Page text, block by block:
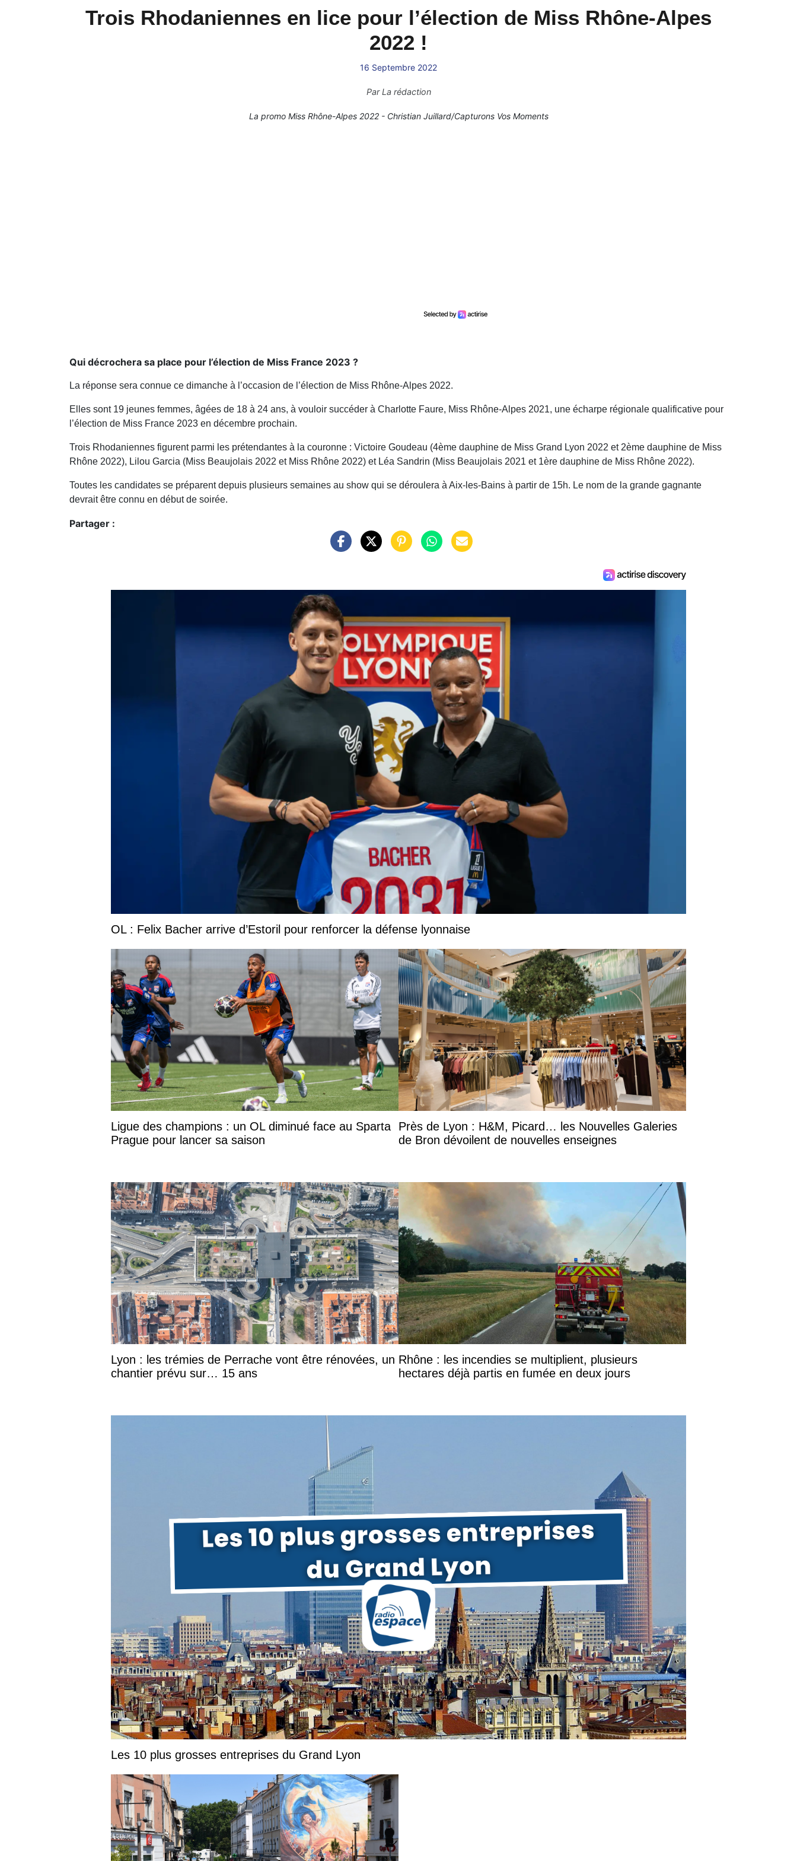
Trois Rhodaniennes en lice pour l’élection de Miss Rhône-Alpes
2022 !
16 Septembre 2022
ParLa rédaction
La promo Miss Rhône-Alpes 2022 - Christian Juillard/Capturons Vos Moments
Qui décrochera sa place pour l’élection de Miss France 2023 ?
La réponse sera connue ce dimanche à l’occasion de l’élection de Miss Rhône-Alpes 2022.
Elles sont 19 jeunes femmes, âgées de 18 à 24 ans, à vouloir succéder à Charlotte Faure, Miss Rhône-Alpes 2021, une écharpe régionale qualificative pour
l’élection de Miss France 2023 en décembre prochain.
Trois Rhodaniennes figurent parmi les prétendantes à la couronne : Victoire Goudeau (4ème dauphine de Miss Grand Lyon 2022 et 2ème dauphine de Miss
Rhône 2022), Lilou Garcia (Miss Beaujolais 2022 et Miss Rhône 2022) et Léa Sandrin (Miss Beaujolais 2021 et 1ère dauphine de Miss Rhône 2022).
Toutes les candidates se préparent depuis plusieurs semaines au show qui se déroulera à Aix-les-Bains à partir de 15h. Le nom de la grande gagnante
devrait être connu en début de soirée.
Partager :
OL : Felix Bacher arrive d’Estoril pour renforcer la défense lyonnaise
Ligue des champions : un OL diminué face au Sparta
Prague pour lancer sa saison
Près de Lyon : H&M, Picard… les Nouvelles Galeries
de Bron dévoilent de nouvelles enseignes
Lyon : les trémies de Perrache vont être rénovées, un
chantier prévu sur… 15 ans
Rhône : les incendies se multiplient, plusieurs
hectares déjà partis en fumée en deux jours
Les 10 plus grosses entreprises du Grand Lyon